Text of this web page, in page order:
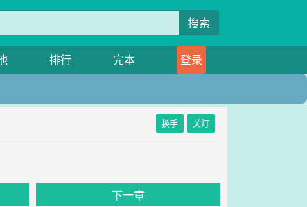
搜索
排行 完本
登录
换手 关灯
下一章